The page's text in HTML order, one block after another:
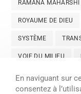
RAMANA MAHARSHI
ROYAUME DE DIEU
SYSTÈME
VOIE DU MILIEU
En naviguant sur
consentez à